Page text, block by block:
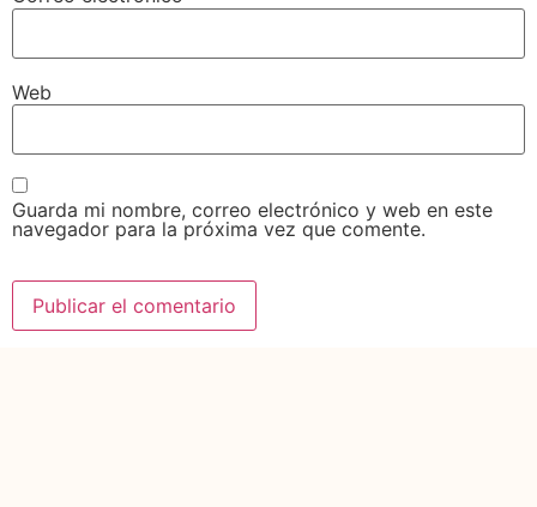
Web
Guarda mi nombre, correo electrónico y web en este
navegador para la próxima vez que comente.